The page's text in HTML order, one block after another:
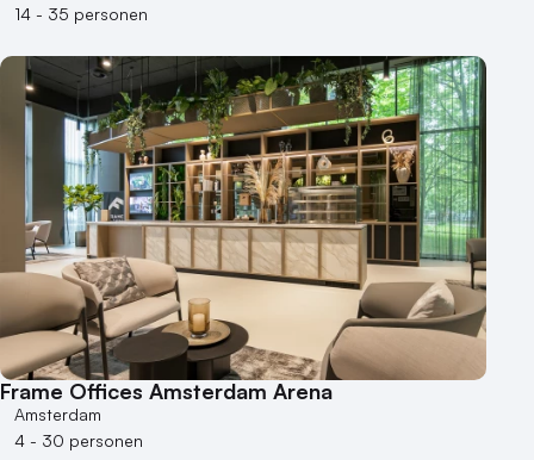
14 - 35 personen
Frame Offices Amsterdam Arena
Amsterdam
4 - 30 personen